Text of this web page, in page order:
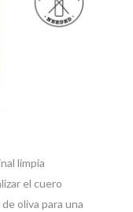
limpia
el cuero
oliva para una